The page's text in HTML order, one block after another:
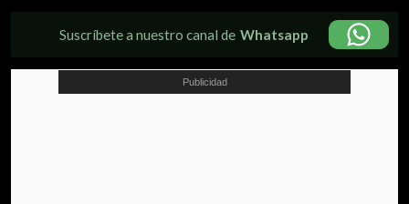
Suscríbete a nuestro canal de Whatsapp